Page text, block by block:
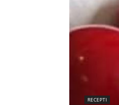
RECEPTI